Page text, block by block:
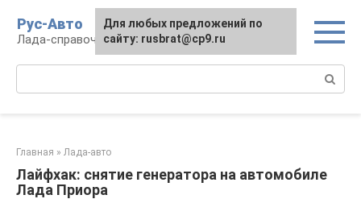
контенту
Рус-Авто
Лада-справочник
Главная » Лада-авто
Лайфхак: снятие генератора на автомобиле
Лада Приора
Для любых предложений по
сайту: rusbrat@cp9.ru